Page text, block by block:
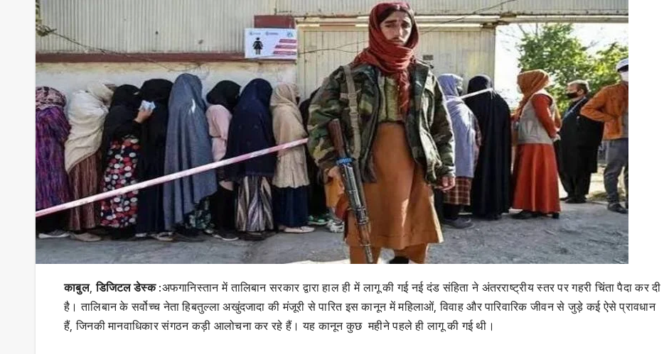
काबुल,डिजिटल डेस्क:अफगानिस्तान में तालिबान सरकार द्वारा हाल ही में लागू की गई नई दंड संहिता ने अंतरराष्ट्रीय स्तर पर गहरी चिंता पैदा कर दी
है। तालिबान के सर्वोच्च नेता हिबतुल्ला अखुंदजादा की मंजूरी से पारित इस कानून में महिलाओं, विवाह और पारिवारिक जीवन से जुड़े कई ऐसे प्रावधान
हैं, जिनकी मानवाधिकार संगठन कड़ी आलोचना कर रहे हैं। यह कानून कुछ महीने पहले ही लागू की गई थी।